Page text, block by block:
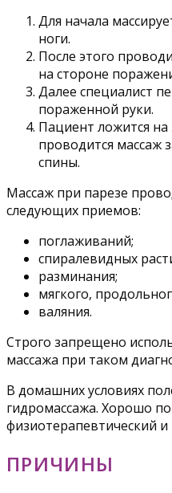
Для начала
ноги.
После этого
на стороне
Далее специалист
пораженной руки.
Пациент ложится
проводится массаж
спины.
Массаж при парезе
следующих приемов:
поглаживаний;
спиралевидных
разминания;
мягкого,
валяния.
Строго запрещено
массажа при таком
В домашних условиях
гидромассажа. Хорошо
физиотерапевтический
ПРИЧИНЫ